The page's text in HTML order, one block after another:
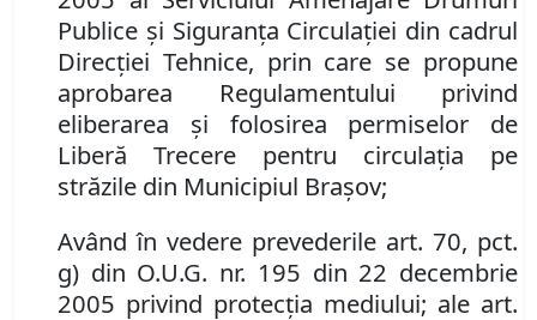
Publice şi Siguranţa Circulaţiei din cadrul
Direcţiei Tehnice, prin care se propune
aprobarea Regulamentului privind
eliberarea şi folosirea permiselor de
Liberă Trecere pentru circulaţia pe
străzile din Municipiul Braşov;
Având în vedere prevederile art. 70, pct.
g) din O.U.G. nr. 195 din 22 decembrie
2005 privind protecţia mediului; ale art.